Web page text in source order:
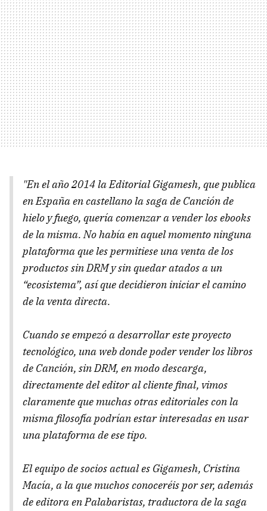
"En el año 2014 la Editorial Gigamesh, que publica
en España en castellano la saga de Canción de
hielo y fuego, quería comenzar a vender los ebooks
de la misma. No había en aquel momento ninguna
plataforma que les permitiese una venta de los
productos sin DRM y sin quedar atados a un
“ecosistema”, así que decidieron iniciar el camino
de la venta directa.
Cuando se empezó a desarrollar este proyecto
tecnológico, una web donde poder vender los libros
de Canción, sin DRM, en modo descarga,
directamente del editor al cliente final, vimos
claramente que muchas otras editoriales con la
misma filosofía podrían estar interesadas en usar
una plataforma de ese tipo.
El equipo de socios actual es Gigamesh, Cristina
Macía, a la que muchos conoceréis por ser, además
de editora en Palabaristas, traductora de la saga